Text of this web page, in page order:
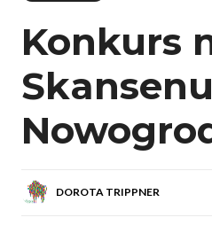
Konkurs
DOROTA TRIPPNER